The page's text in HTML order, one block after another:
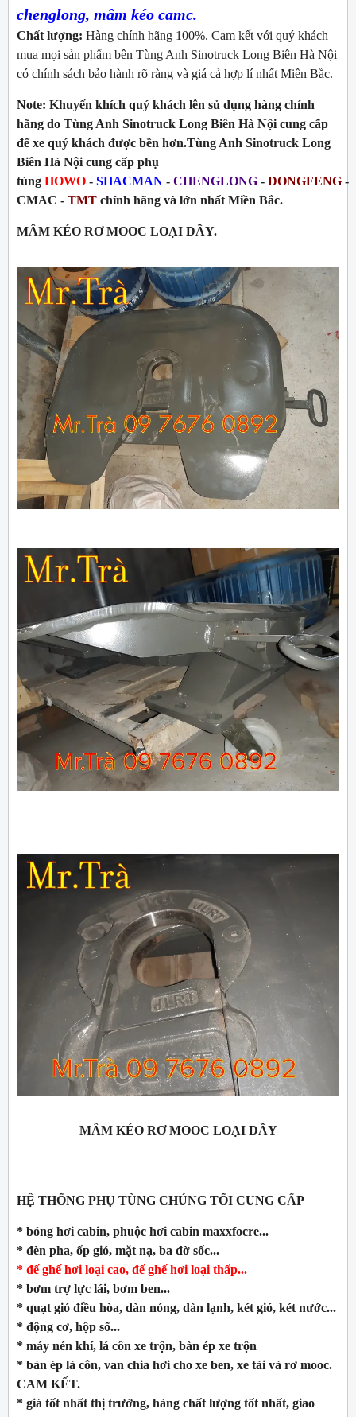
chenglong, mâm kéo camc.
Chất lượng: Hàng chính hãng 100%. Cam kết với quý khách
mua mọi sản phẩm bên Tùng Anh Sinotruck Long Biên Hà Nội
có chính sách bảo hành rõ ràng và giá cả hợp lí nhất Miền Bắc.
Note: Khuyến khích quý khách lên sủ dụng hàng chính
hãng do Tùng Anh Sinotruck Long Biên Hà Nội cung cấp
để xe quý khách được bền hơn.Tùng Anh Sinotruck Long
Biên Hà Nội cung cấp phụ
tùng HOWO - SHACMAN - CHENGLONG - DONGFENG -
CMAC - TMT chính hãng và lớn nhất Miền Bắc.
MÂM KÉO RƠ MOOC LOẠI DẦY.
MÂM KÉO RƠ MOOC LOẠI DẦY
HỆ THỐNG PHỤ TÙNG CHÚNG TỐI CUNG CẤP
* bóng hơi cabin, phuộc hơi cabin maxxfocre...
* đèn pha, ốp gió, mặt nạ, ba đờ sốc...
* đế ghế hơi loại cao, đế ghế hơi loại thấp...
* bơm trợ lực lái, bơm ben...
* quạt gió điều hòa, dàn nóng, dàn lạnh, két gió, két nước...
* động cơ, hộp số...
* máy nén khí, lá côn xe trộn, bàn ép xe trộn
* bàn ép là côn, van chia hơi cho xe ben, xe tải và rơ mooc.
CAM KẾT.
* giá tốt nhất thị trường, hàng chất lượng tốt nhất, giao